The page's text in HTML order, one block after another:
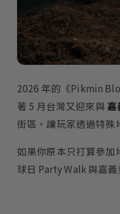
2026 年的《Pikmin
著 5 月台灣又迎來與 嘉
街區，讓玩家透過特殊
如果你原本只打算參加
球日 Party Walk 與嘉